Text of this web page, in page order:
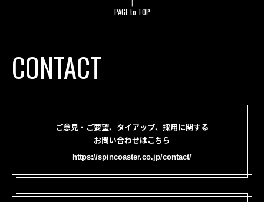
PAGE to TOP
CONTACT
ご意見・ご要望、タイアップ、採用に関する
お問い合わせはこちら
https://spincoaster.co.jp/contact/